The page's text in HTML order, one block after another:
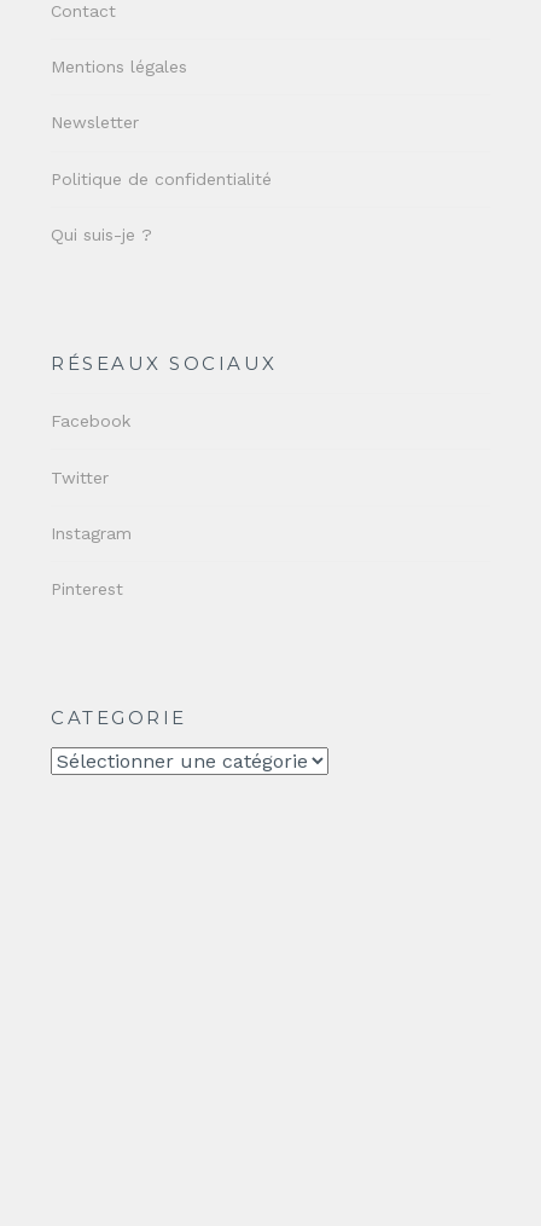
Contact
Mentions légales
Newsletter
Politique de confidentialité
Qui suis-je ?
RÉSEAUX SOCIAUX
Facebook
Twitter
Instagram
Pinterest
CATEGORIE
CATEGORIE